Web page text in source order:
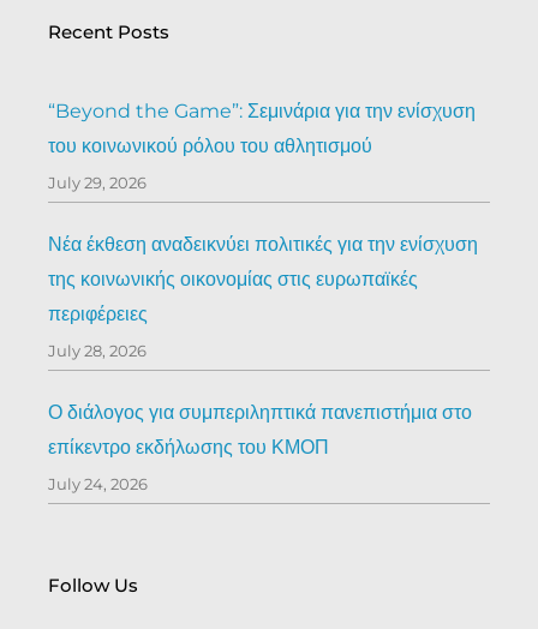
Recent Posts
“Beyond the Game”: Σεμινάρια για την ενίσχυση
του κοινωνικού ρόλου του αθλητισμού
July 29, 2026
Νέα έκθεση αναδεικνύει πολιτικές για την ενίσχυση
της κοινωνικής οικονομίας στις ευρωπαϊκές
περιφέρειες
July 28, 2026
Ο διάλογος για συμπεριληπτικά πανεπιστήμια στο
επίκεντρο εκδήλωσης του ΚΜΟΠ
July 24, 2026
Follow Us